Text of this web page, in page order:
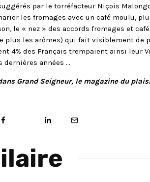
par le torréfacteur Niçois
les fromages avec un café moulu,
le « nez » des accords fromages et
plus les arômes) qui fait visiblement de
4% des Français trempaient ainsi leur
dernières années …
Grand Seigneur, le magazine du